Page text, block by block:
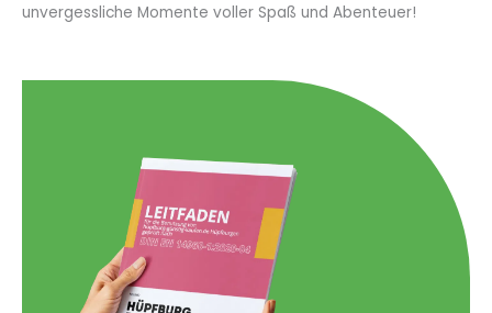
unvergessliche Momente voller Spaß und Abenteuer!